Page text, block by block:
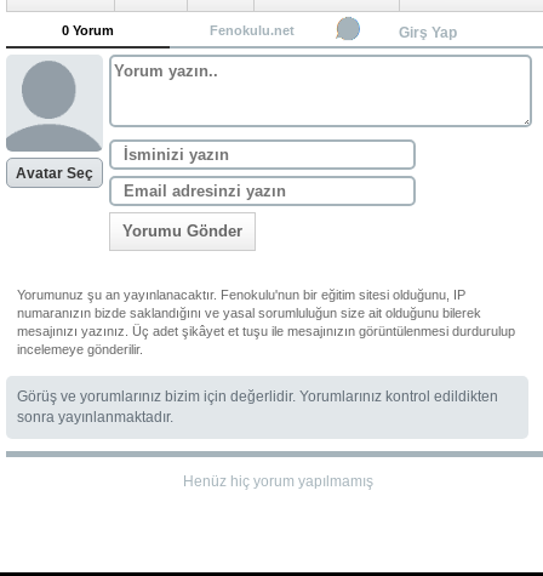
0 Yorum Fenokulu.net Girş Yap
Avatar Seç
Yorumu Gönder
Yorumunuz şu an yayınlanacaktır. Fenokulu'nun bir eğitim sitesi olduğunu, IP
numaranızın bizde saklandığını ve yasal sorumluluğun size ait olduğunu bilerek
mesajınızı yazınız. Üç adet şikâyet et tuşu ile mesajınızın görüntülenmesi durdurulup
incelemeye gönderilir.
Görüş ve yorumlarınız bizim için değerlidir. Yorumlarınız kontrol edildikten
sonra yayınlanmaktadır.
Henüz hiç yorum yapılmamış